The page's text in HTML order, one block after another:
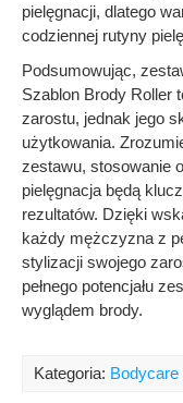
pielęgnacji, dlatego
codziennej rutyny
Podsumowując,
Szablon Brody Roller
zarostu, jednak jego
użytkowania.
zestawu, stosowanie
pielęgnacja będą
rezultatów. Dzięki
każdy mężczyzna z
stylizacji swojego
pełnego potencjału
wyglądem brody.
Kategoria: Bodycare